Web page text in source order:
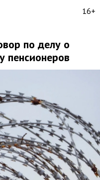
16+
по делу о
пенсионеров